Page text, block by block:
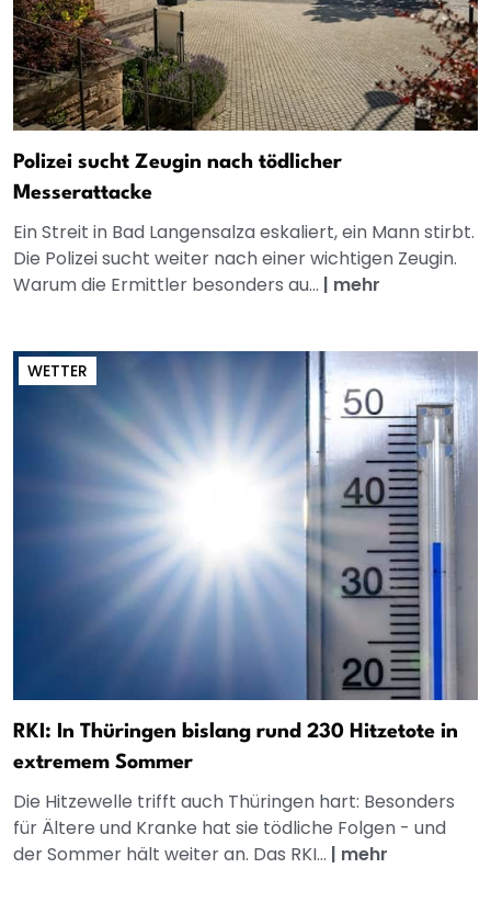
Polizei sucht Zeugin nach tödlicher
Messerattacke
Ein Streit in Bad Langensalza eskaliert, ein Mann stirbt.
Die Polizei sucht weiter nach einer wichtigen Zeugin.
Warum die Ermittler besonders au... | mehr
WETTER
RKI: In Thüringen bislang rund 230 Hitzetote in
extremem Sommer
Die Hitzewelle trifft auch Thüringen hart: Besonders
für Ältere und Kranke hat sie tödliche Folgen - und
der Sommer hält weiter an. Das RKI... | mehr